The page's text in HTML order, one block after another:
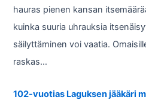
hauras pienen kansan
kuinka suuria uhrauksia
säilyttäminen voi vaatia.
raskas…
102-vuotias Laguksen jääkäri